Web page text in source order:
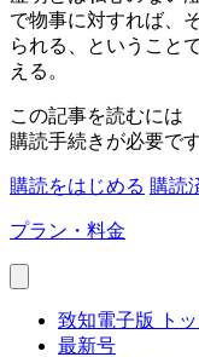
で物事に対すれば、
られる、ということ
える。
この記事を読むには
購読手続きが必要で
購読をはじめる 購読
プラン・料金
致知電子版 ト
最新号